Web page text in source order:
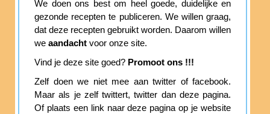
We doen ons best om heel goede, duidelijke en
gezonde recepten te publiceren. We willen graag,
dat deze recepten gebruikt worden. Daarom willen
we aandacht voor onze site.
Vind je deze site goed? Promoot ons !!!
Zelf doen we niet mee aan twitter of facebook.
Maar als je zelf twittert, twitter dan deze pagina.
Of plaats een link naar deze pagina op je website